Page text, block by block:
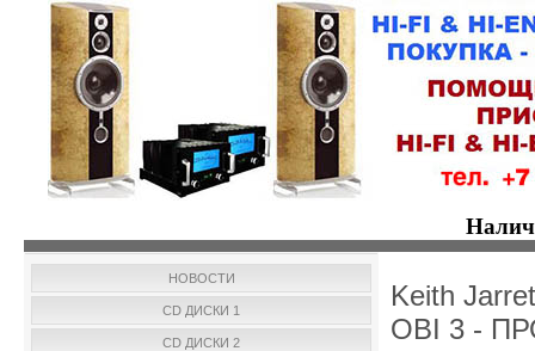
НОВОСТИ
CD ДИСКИ 1
CD ДИСКИ 2
Keith
OBI 3 -